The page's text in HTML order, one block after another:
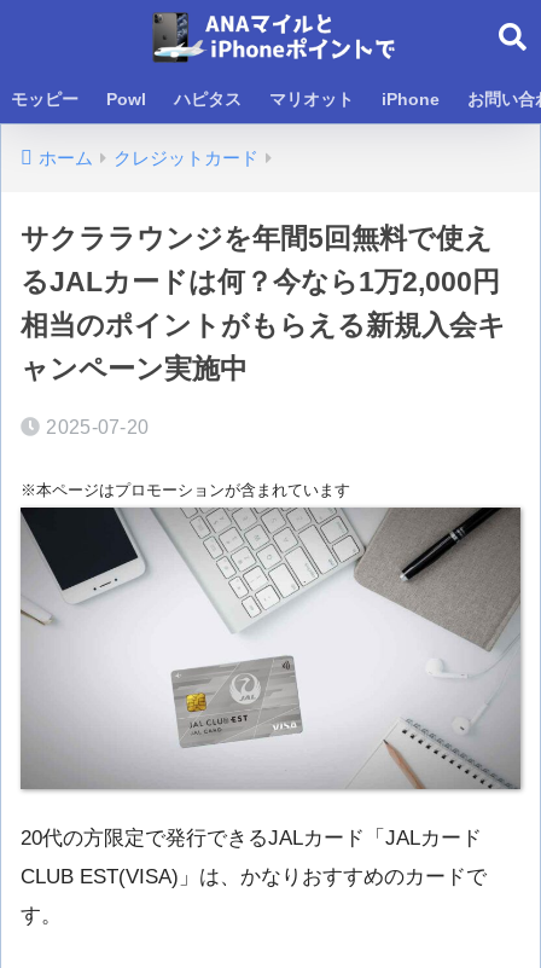
モッピー Powl ハピタス マリオット iPhone お問い合
ホーム クレジットカード
サクララウンジを年間5回無料で使え
るJALカードは何？今なら1万2,000円
相当のポイントがもらえる新規入会キ
ャンペーン実施中
2025-07-20
※本ページはプロモーションが含まれています
20代の方限定で発行できるJALカード「JALカード
CLUB EST(VISA)」は、かなりおすすめのカードで
す。